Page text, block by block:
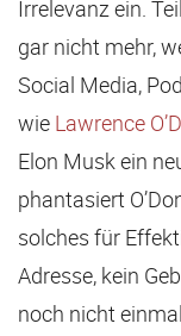
Irrelevanz ein.
gar nicht mehr,
Social Media,
wie Lawrence
Elon Musk ein
phantasiert
solches für
Adresse, kein
noch nicht